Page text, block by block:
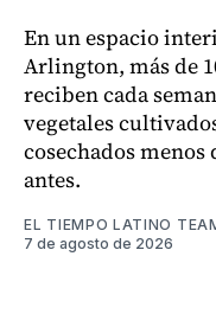
En un espacio
Arlington, más de
reciben cada
vegetales
cosechados menos
antes.
EL TIEMPO LATINO
7 de agosto de 2026